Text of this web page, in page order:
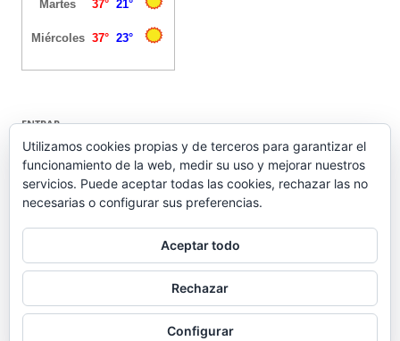
ENTRAR
Acceder
Feed de entradas
Feed de comentarios
WordPress.org
Utilizamos cookies propias y de terceros para garantizar el
funcionamiento de la web, medir su uso y mejorar nuestros
servicios. Puede aceptar todas las cookies, rechazar las no
necesarias o configurar sus preferencias.
Aceptar todo
Rechazar
Configurar